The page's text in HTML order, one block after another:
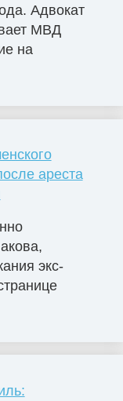
Адвокат
МВД
на
ареста
экс-